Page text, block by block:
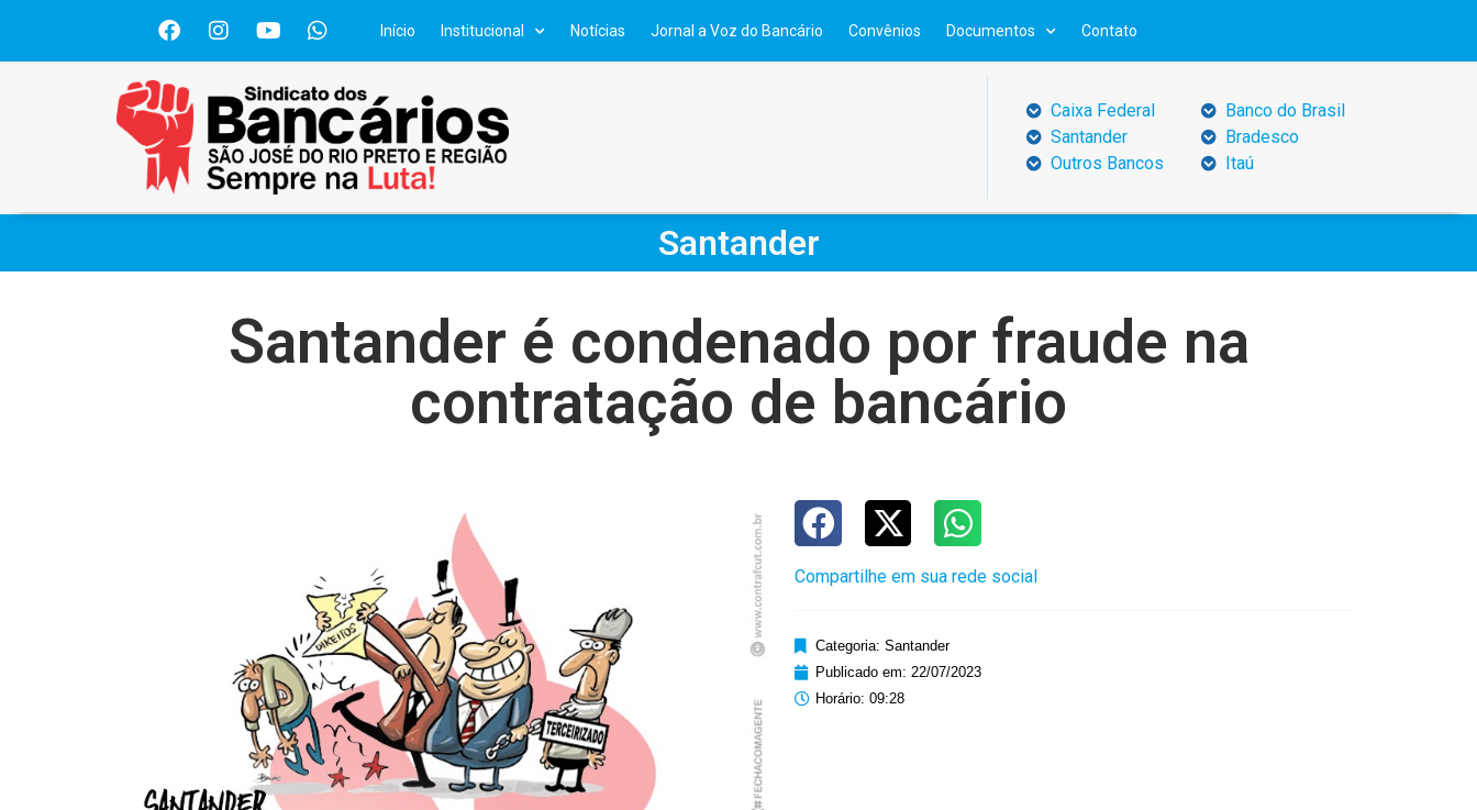
Início Institucional Notícias Jornal a Voz do Bancário Convênios Documentos Contato
Caixa Federal
Santander
Outros Bancos
Banco do Brasil
Bradesco
Itaú
Santander
Santander é condenado por fraude na
contratação de bancário
Compartilhe em sua rede social
Categoria: Santander
Publicado em: 22/07/2023
Horário: 09:28